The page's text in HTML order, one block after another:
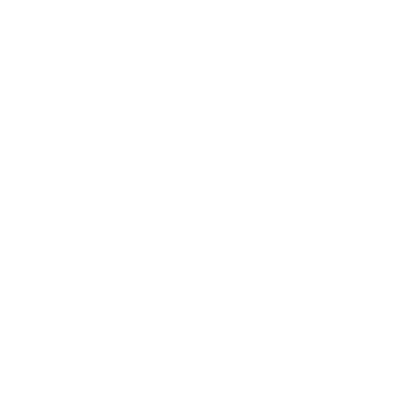
Grosir Dan Eceran | Resseler Dan Agent Welcome | produk
jual kaca pyrex | beli bong | beli bong kaca | beli bong kaca pyrex |